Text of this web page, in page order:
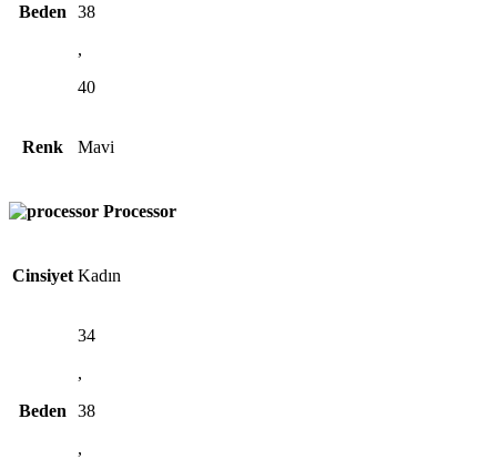
Beden
38
,
40
Renk Mavi
Processor
Cinsiyet Kadın
Beden
34
,
38
,